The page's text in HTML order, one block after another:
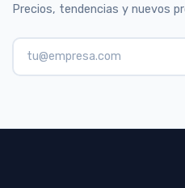
Precios, tendencias y nuevos